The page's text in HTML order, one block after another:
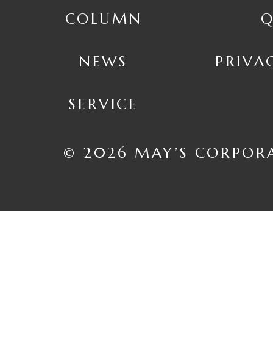
COLUMN
NEWS
SERVICE
© 2026 MAY’S